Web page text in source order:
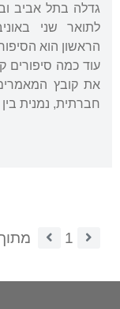
גדלה בתל אביב
לתואר שני
עוד כמה סיפורים
חברתית, נמנית
1 מתוך